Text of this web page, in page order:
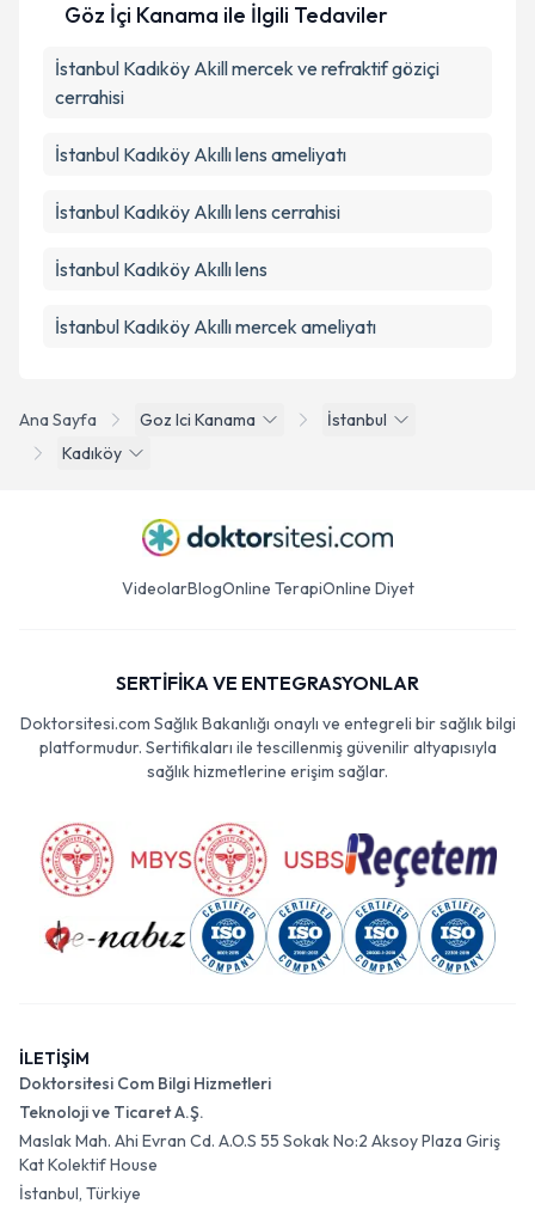
Ana Sayfa Goz Ici Kanama
İstanbul
Kadıköy
Göz İçi Kanama ile İlgili Tedaviler
İstanbul Kadıköy Akill mercek ve refraktif göziçi
cerrahisi
İstanbul Kadıköy Akıllı lens ameliyatı
İstanbul Kadıköy Akıllı lens cerrahisi
İstanbul Kadıköy Akıllı lens
İstanbul Kadıköy Akıllı mercek ameliyatı
VideolarBlogOnline TerapiOnline Diyet
SERTİFİKA VE ENTEGRASYONLAR
Doktorsitesi.com Sağlık Bakanlığı onaylı ve entegreli bir sağlık bilgi
platformudur. Sertifikaları ile tescillenmiş güvenilir altyapısıyla
sağlık hizmetlerine erişim sağlar.
İLETİŞİM
Doktorsitesi Com Bilgi Hizmetleri
Teknoloji ve Ticaret A.Ş.
Maslak Mah. Ahi Evran Cd. A.O.S 55 Sokak No:2 Aksoy Plaza Giriş
Kat Kolektif House
İstanbul, Türkiye